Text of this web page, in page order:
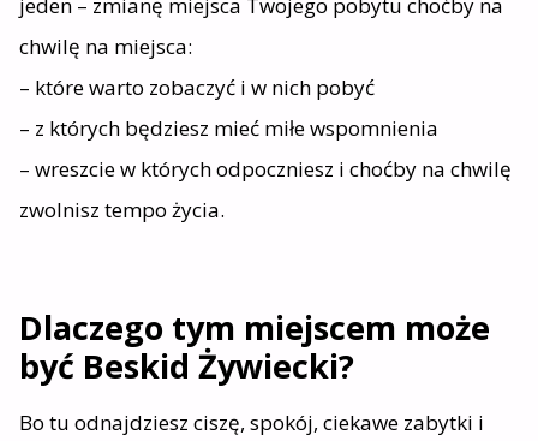
chwilę na miejsca:
– które warto zobaczyć i w nich pobyć
– z których będziesz mieć miłe wspomnienia
– wreszcie w których odpoczniesz i choćby na chwilę
zwolnisz tempo życia.
Dlaczego tym miejscem może
być Beskid Żywiecki?
Bo tu odnajdziesz ciszę, spokój, ciekawe zabytki i